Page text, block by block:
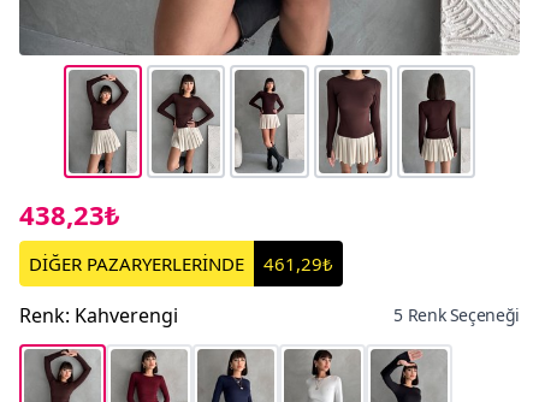
438,23₺
DİĞER PAZARYERLERİNDE 461,29₺
Renk: Kahverengi 5 Renk Seçeneği